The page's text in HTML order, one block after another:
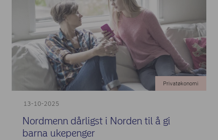
13-10-2025
Privatøkonomi
Nordmenn dårligst i Norden til å gi
barna ukepenger